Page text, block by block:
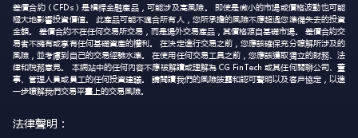
差價合約（CFDs）是槓桿金融產品，可能涉及高風險。 即使是微小的市場或價格波動也可能
極大地影響投資價值。 此產品可能不適合所有人，您所承擔的風險不應超過您準備失去的投資
金額。 差價合約不在任何交易所交易，而是場外交易產品，其價格源自基礎市場。 差價合約交
易者不擁有或享有任何基礎資產的權利。 在決定進行交易之前，您應該確保充分瞭解所涉及的
風險，並考慮到自己的交易經驗水準。 在使用任何交易工具之前，您應該獲取獨立的財務、法
律和稅務意見。 本網站中的任何內容不應被解讀或理解為 CG FinTech 或其任何關聯公司、董
事、管理人員或員工的任何投資建議。 請閱讀我們的風險披露和認可聲明以及客戶協定，以進
一步瞭解我們交易平臺上的交易風險。
法律聲明：